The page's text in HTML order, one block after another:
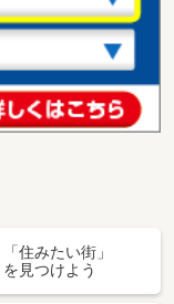
「住みたい街」
を見つけよう